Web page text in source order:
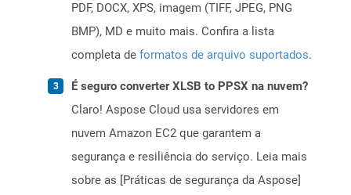
PDF, DOCX, XPS, imagem (TIFF, JPEG, PNG
BMP), MD e muito mais. Confira a lista
completa de formatos de arquivo suportados.
É seguro converter XLSB to PPSX na nuvem?
Claro! Aspose Cloud usa servidores em
nuvem Amazon EC2 que garantem a
segurança e resiliência do serviço. Leia mais
sobre as [Práticas de segurança da Aspose]